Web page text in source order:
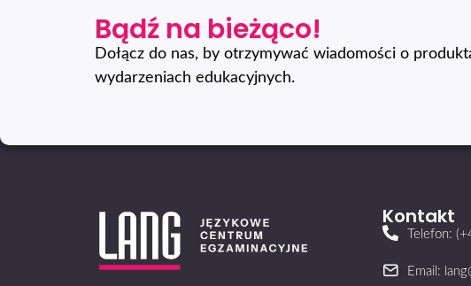
Bądź na bieżąco!
Dołącz do nas, by otrzymywać wiadomości o
wydarzeniach edukacyjnych.
Kontakt
Telefon:
Email: